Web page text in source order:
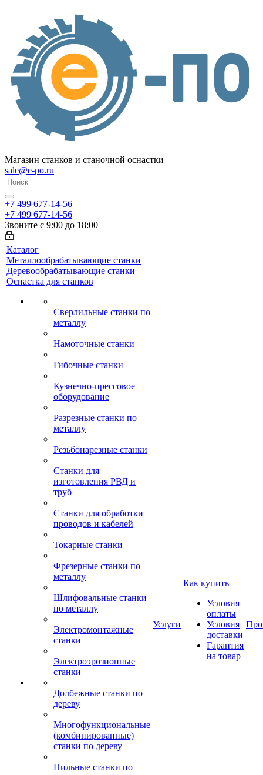
Магазин станков и станочной оснастки
sale@e-po.ru
+7 499 677-14-56
+7 499 677-14-56
Звоните с 9:00 до 18:00
Каталог
Металлообрабатывающие станки
Деревообрабатывающие станки
Оснастка для станков
Сверлильные станки по
металлу
Намоточные станки
Гибочные станки
Кузнечно-прессовое
оборудование
Разрезные станки по
металлу
Резьбонарезные станки
Станки для
изготовления РВД и
труб
Станки для обработки
проводов и кабелей
Токарные станки
Фрезерные станки по
металлу
Шлифовальные станки
по металлу
Электромонтажные
станки
Электроэрозионные
станки
Долбежные станки по
дереву
Многофункциональные
(комбинированные)
станки по дереву
Пильные станки по
Услуги
Как купить
Условия
оплаты
Условия
доставки
Гарантия
на товар